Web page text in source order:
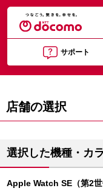
サポート
店舗の選択
選択した機種・カ
Apple Watch SE（第2